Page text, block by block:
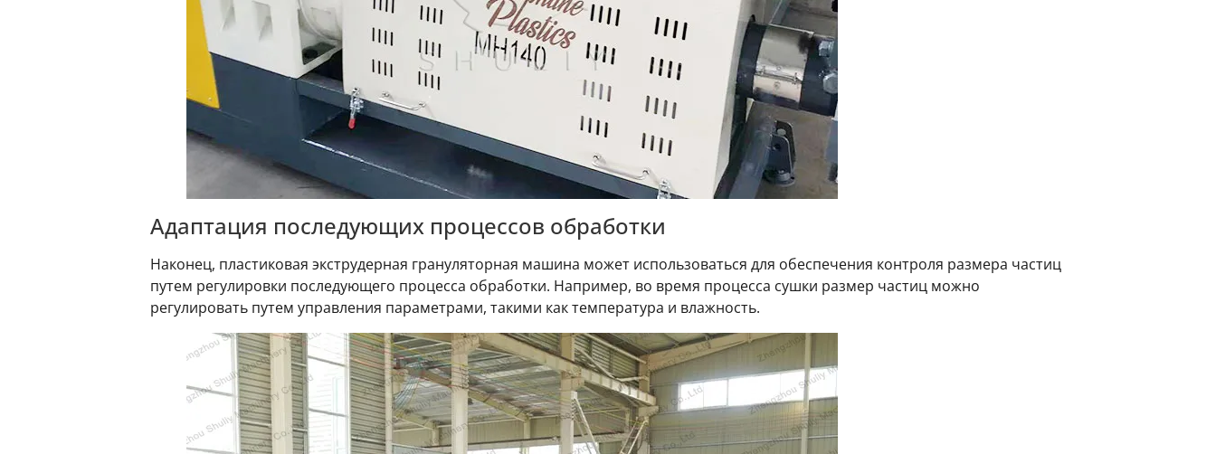
Адаптация последующих процессов обработки
Наконец, пластиковая экструдерная грануляторная машина может использоваться для обеспечения контроля размера частиц
путем регулировки последующего процесса обработки. Например, во время процесса сушки размер частиц можно
регулировать путем управления параметрами, такими как температура и влажность.